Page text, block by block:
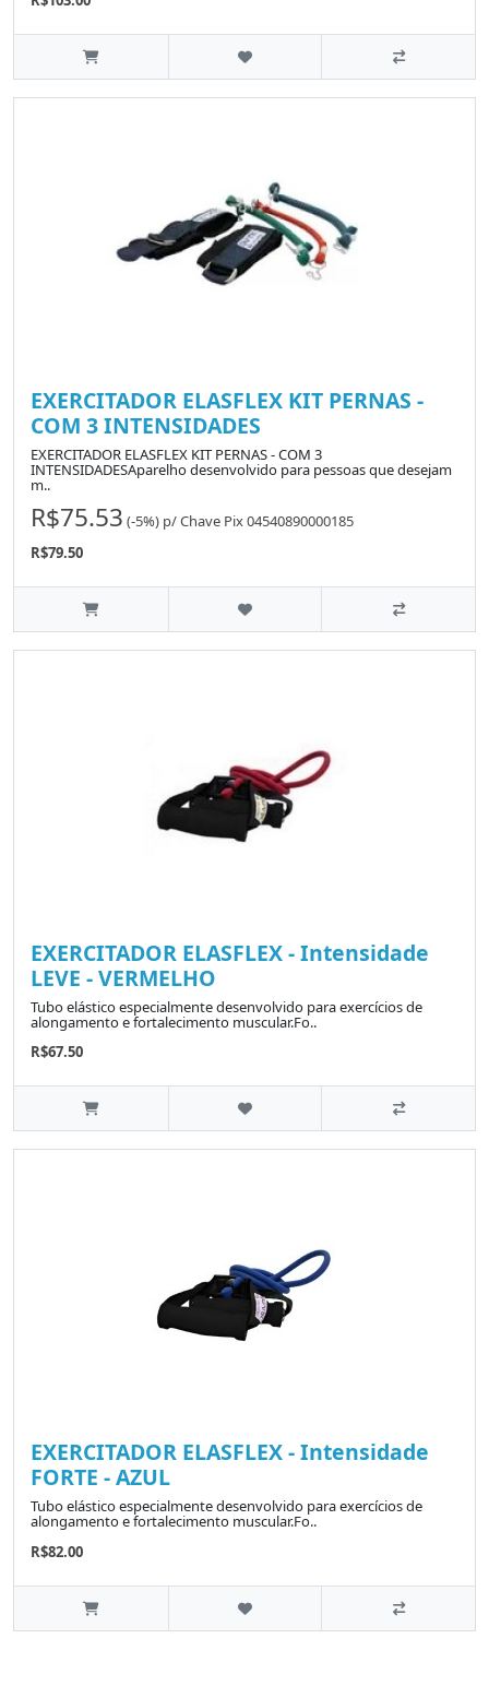
EXERCITADOR ELASFLEX KIT PERNAS -
COM 3 INTENSIDADES
EXERCITADOR ELASFLEX KIT PERNAS - COM 3
INTENSIDADESAparelho desenvolvido para pessoas que desejam
m..
R$75.53 (-5%) p/Chave Pix 04540890000185
R$79.50
EXERCITADOR ELASFLEX - Intensidade
LEVE - VERMELHO
Tubo elástico especialmente desenvolvido para exercícios de
alongamento e fortalecimento muscular.Fo..
R$67.50
EXERCITADOR ELASFLEX - Intensidade
FORTE - AZUL
Tubo elástico especialmente desenvolvido para exercícios de
alongamento e fortalecimento muscular.Fo..
R$82.00